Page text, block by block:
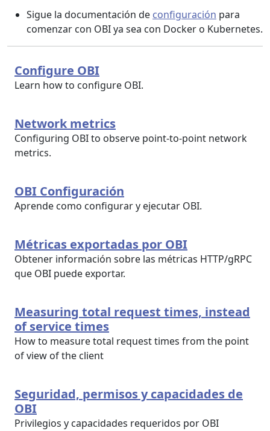
Sigue la documentación de configuración para
comenzar con OBI ya sea con Docker o Kubernetes.
Configure OBI
Learn how to configure OBI.
Network metrics
Configuring OBI to observe point-to-point network
metrics.
OBI Configuración
Aprende como configurar y ejecutar OBI.
Métricas exportadas por OBI
Obtener información sobre las métricas HTTP/gRPC
que OBI puede exportar.
Measuring total request times, instead
of service times
How to measure total request times from the point
of view of the client
Seguridad, permisos y capacidades de
OBI
Privilegios y capacidades requeridos por OBI